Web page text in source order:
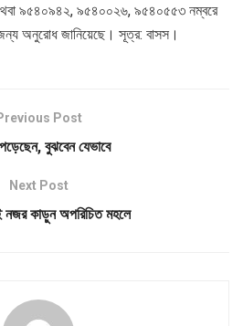
৯৫৪০৯৪২, ৯৫৪০০২৬, ৯৫৪০৫৫৩ নম্বরে
অনুরোধ জানিয়েছে। সূত্র: বাসস।
Post
বুঝবেন যেভাবে
Next Post
নজর কাড়ুন অপরিচিত মহলে